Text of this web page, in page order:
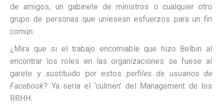
de amigos, un gabinete de ministros o cualquier otro
grupo de personas que uniesesn esfuerzos para un fin
común.
¿Mira que si el trabajo encomiable que hizo Belbin al
encontrar los roles en las organizaciones se fuese al
garete y sustituido por estos perfiles de usuarios de
Facebook? Ya sería el ‘culmen’ del Management de los
RRHH.